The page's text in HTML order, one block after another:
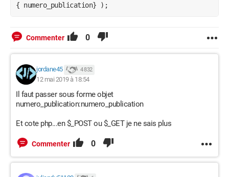
{ numero_publication} );
Commenter 0
jordane45 4 832
12 mai 2019 à 18:54
Il faut passer sous forme objet
numero_publication:numero_publication
Et cote php...en $_POST ou $_GET je ne sais plus
Commenter 0